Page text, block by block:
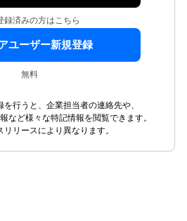
録済みの方はこちら
ユーザー新規登録
無料
行うと、企業担当者の連絡先や、
など様々な特記情報を閲覧できます。
リースにより異なります。